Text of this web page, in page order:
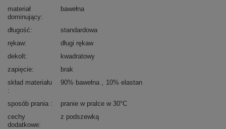
materiał
dominujący
bawełna
długość
standardowa
rękaw
długi rękaw
dekolt
kwadratowy
zapięcie
brak
skład materiału
90% bawełna 10% elastan
sposób prania
pranie w pralce w 30°C
cechy
dodatkowe
z podszewką